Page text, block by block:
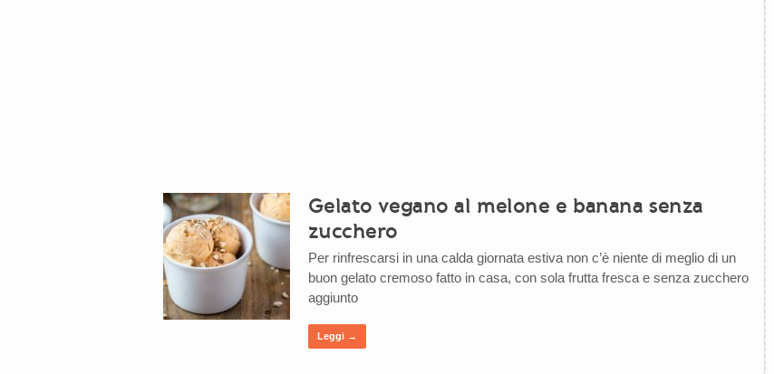
Gelato vegano al melone e banana senza
zucchero
Per rinfrescarsi in una calda giornata estiva non c’è niente di meglio di un
buon gelato cremoso fatto in casa, con sola frutta fresca e senza zucchero
aggiunto
Leggi →